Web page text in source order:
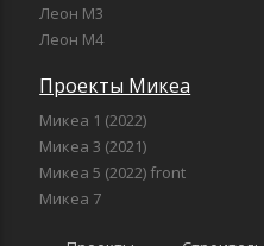
Леон М3
Леон М4
Проекты Микеа
Микеа 1 (2022)
Микеа 3 (2021)
Микеа 5 (2022) front
Микеа 7